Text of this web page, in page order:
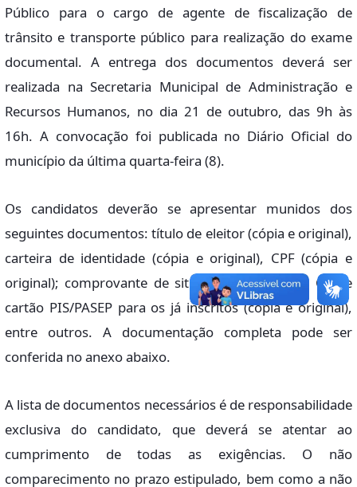
Público para o cargo de agente de fiscalização de
trânsito e transporte público para realização do exame
documental. A entrega dos documentos deverá ser
realizada na Secretaria Municipal de Administração e
Recursos Humanos, no dia 21 de outubro, das 9h às
16h. A convocação foi publicada no Diário Oficial do
município da última quarta-feira (8).
Os candidatos deverão se apresentar munidos dos
seguintes documentos: título de eleitor (cópia e original),
carteira de identidade (cópia e original), CPF (cópia e
original); comprovante de situação cadastral do CPF e
cartão PIS/PASEP para os já inscritos (cópia e original),
entre outros. A documentação completa pode ser
conferida no anexo abaixo.
A lista de documentos necessários é de responsabilidade
exclusiva do candidato, que deverá se atentar ao
cumprimento de todas as exigências. O não
comparecimento no prazo estipulado, bem como a não